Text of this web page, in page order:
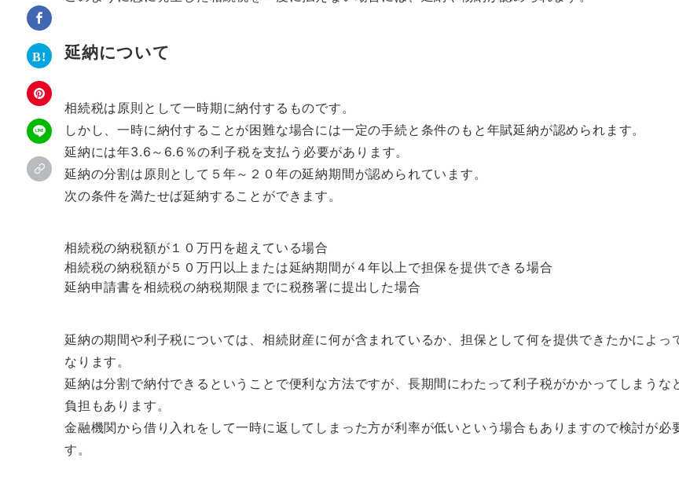
延納について
相続税は原則として一時期に納付するものです。
しかし、一時に納付することが困難な場合には一定の手続と条件のもと年賦延納が認められます。
延納には年3.6～6.6％の利子税を支払う必要があります。
延納の分割は原則として５年～２０年の延納期間が認められています。
次の条件を満たせば延納することができます。
相続税の納税額が１０万円を超えている場合
相続税の納税額が５０万円以上または延納期間が４年以上で担保を提供できる場合
延納申請書を相続税の納税期限までに税務署に提出した場合
延納の期間や利子税については、相続財産に何が含まれているか、担保として何を提供できたかによっ
なります。
延納は分割で納付できるということで便利な方法ですが、長期間にわたって利子税がかかってしまうな
負担もあります。
金融機関から借り入れをして一時に返してしまった方が利率が低いという場合もありますので検討が必
す。